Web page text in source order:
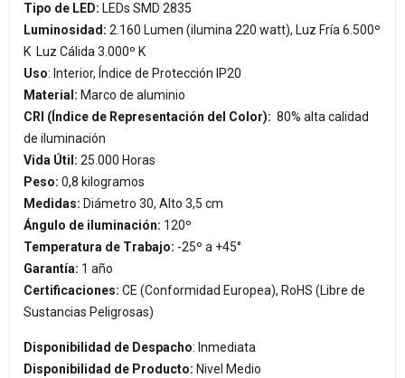
Tipo de LED: LEDs SMD 2835
Luminosidad: 2.160 Lumen (ilumina 220 watt), Luz Fría 6.500º
K Luz Cálida 3.000º K
Uso: Interior, Índice de Protección IP20
Material: Marco de aluminio
CRI (Índice de Representación del Color): 80% alta calidad
de iluminación
Vida Útil: 25.000 Horas
Peso: 0,8 kilogramos
Medidas: Diámetro 30, Alto 3,5 cm
Ángulo de iluminación: 120º
Temperatura de Trabajo: -25º a +45°
Garantía: 1 año
Certificaciones: CE (Conformidad Europea), RoHS (Libre de
Sustancias Peligrosas)
Disponibilidad de Despacho: Inmediata
Disponibilidad de Producto: Nivel Medio